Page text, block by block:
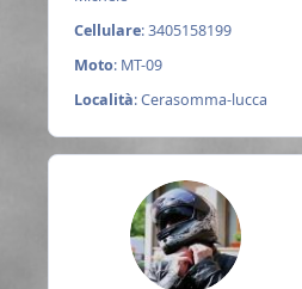
Cellulare: 3405158199
Moto: MT-09
Località: Cerasomma-lucca